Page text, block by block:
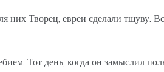
Творец, евреи сделали тшуву.
Тот день, когда он замыслил